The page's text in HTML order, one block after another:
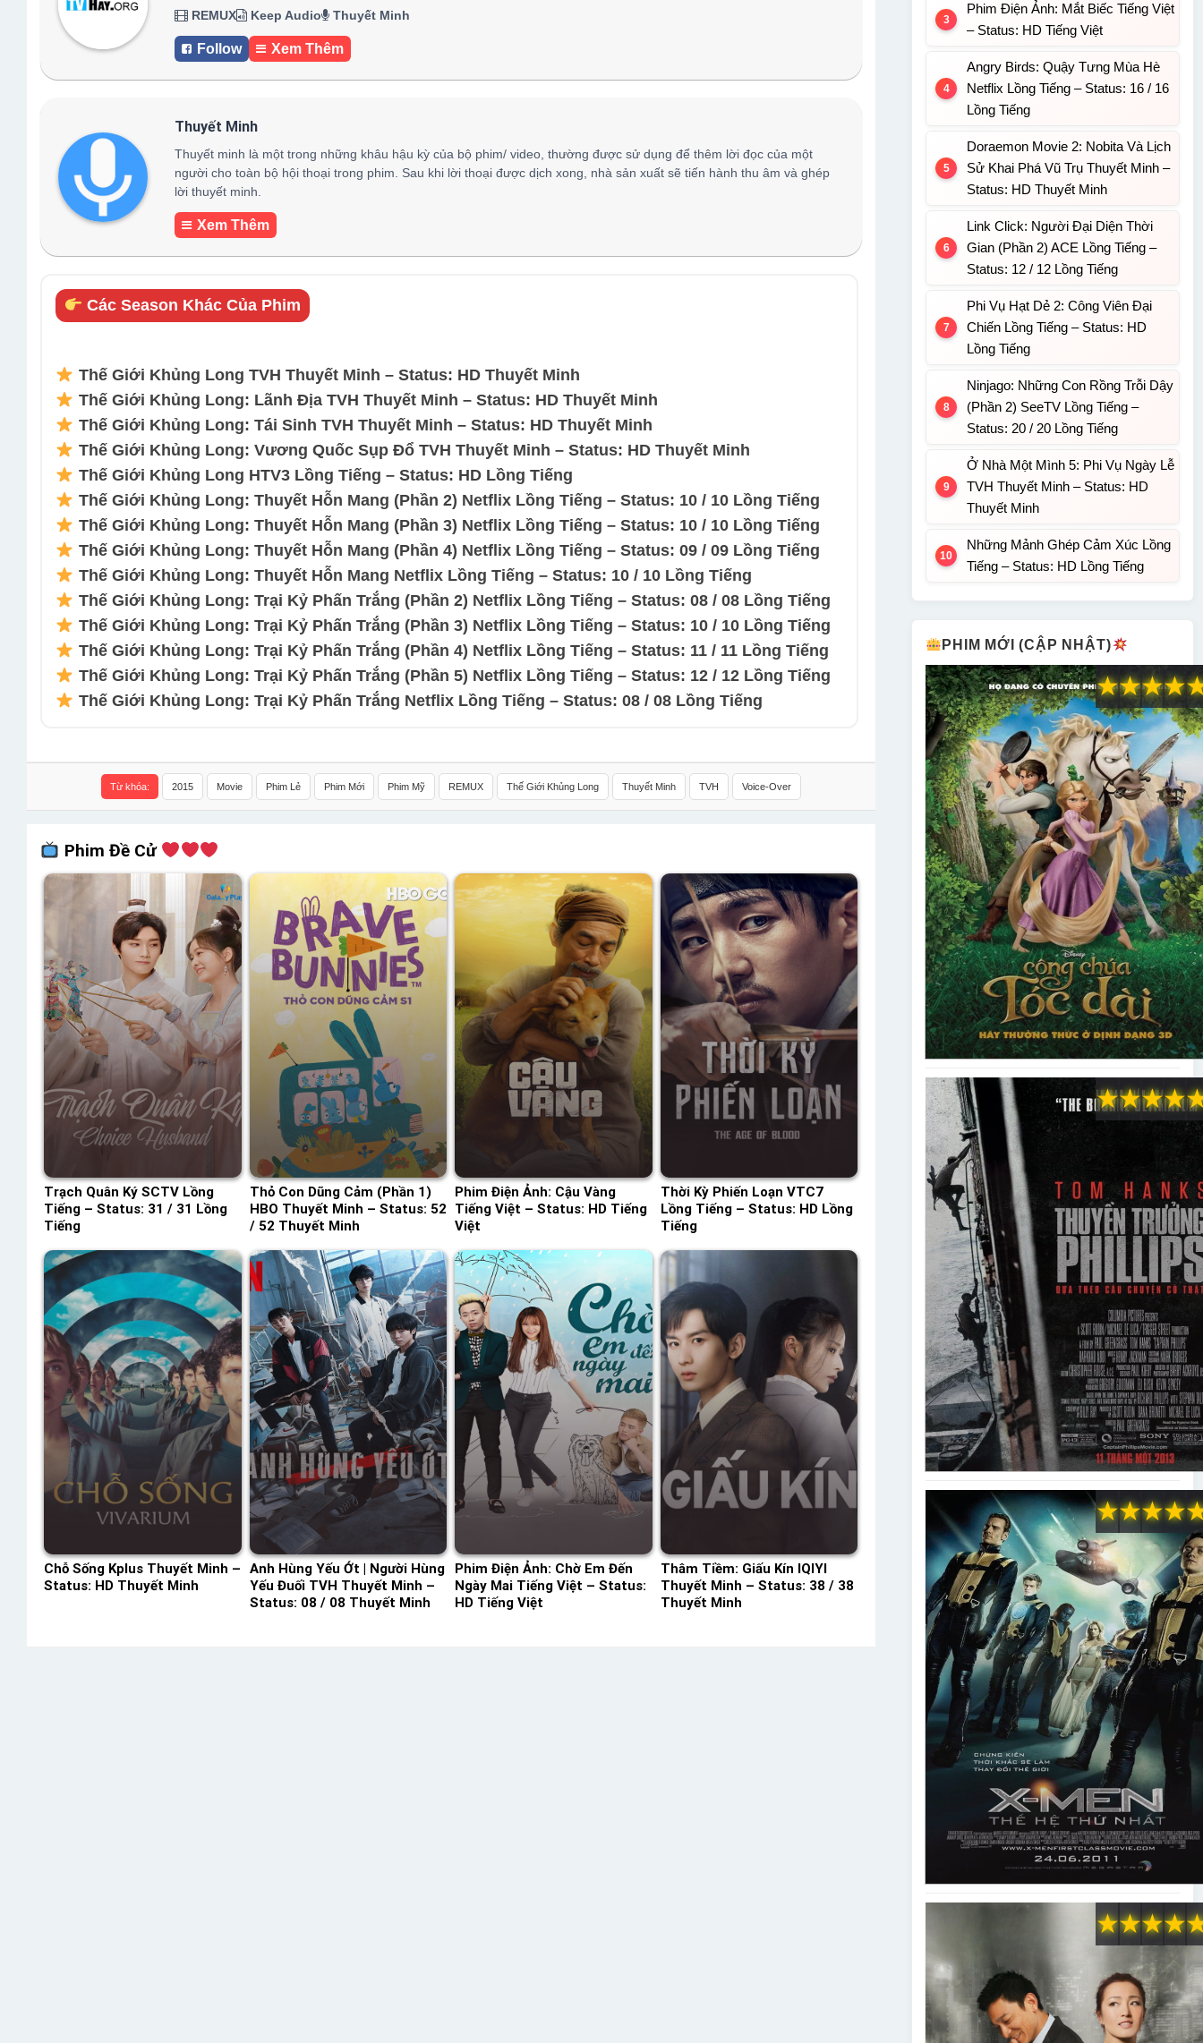
REMUX Keep Audio Thuyết Minh
Follow Xem Thêm
Thuyết Minh
Thuyết minh là một trong những khâu hậu kỳ của bộ phim/ video, thường được sử dụng để thêm lời đọc của một
người cho toàn bộ hội thoại trong phim. Sau khi lời thoại được dịch xong, nhà sản xuất sẽ tiến hành thu âm và ghép
lời thuyết minh.
Xem Thêm
Các Season Khác Của Phim
Thế Giới Khủng Long TVH Thuyết Minh – Status: HD Thuyết Minh
Thế Giới Khủng Long: Lãnh Địa TVH Thuyết Minh – Status: HD Thuyết Minh
Thế Giới Khủng Long: Tái Sinh TVH Thuyết Minh – Status: HD Thuyết Minh
Thế Giới Khủng Long: Vương Quốc Sụp Đổ TVH Thuyết Minh – Status: HD Thuyết Minh
Thế Giới Khủng Long HTV3 Lồng Tiếng – Status: HD Lồng Tiếng
Thế Giới Khủng Long: Thuyết Hỗn Mang (Phần 2) Netflix Lồng Tiếng – Status: 10 / 10 Lồng Tiếng
Thế Giới Khủng Long: Thuyết Hỗn Mang (Phần 3) Netflix Lồng Tiếng – Status: 10 / 10 Lồng Tiếng
Thế Giới Khủng Long: Thuyết Hỗn Mang (Phần 4) Netflix Lồng Tiếng – Status: 09 / 09 Lồng Tiếng
Thế Giới Khủng Long: Thuyết Hỗn Mang Netflix Lồng Tiếng – Status: 10 / 10 Lồng Tiếng
Thế Giới Khủng Long: Trại Kỷ Phấn Trắng (Phần 2) Netflix Lồng Tiếng – Status: 08 / 08 Lồng Tiếng
Thế Giới Khủng Long: Trại Kỷ Phấn Trắng (Phần 3) Netflix Lồng Tiếng – Status: 10 / 10 Lồng Tiếng
Thế Giới Khủng Long: Trại Kỷ Phấn Trắng (Phần 4) Netflix Lồng Tiếng – Status: 11 / 11 Lồng Tiếng
Thế Giới Khủng Long: Trại Kỷ Phấn Trắng (Phần 5) Netflix Lồng Tiếng – Status: 12 / 12 Lồng Tiếng
Thế Giới Khủng Long: Trại Kỷ Phấn Trắng Netflix Lồng Tiếng – Status: 08 / 08 Lồng Tiếng
Từ khóa: 2015 Movie Phim Lẻ Phim Mới Phim Mỹ REMUX Thế Giới Khủng Long Thuyết Minh TVH Voice-Over
Phim Đề Cử
Trạch Quân Ký SCTV Lồng
Tiếng – Status: 31 / 31 Lồng
Tiếng
Thỏ Con Dũng Cảm (Phần 1)
HBO Thuyết Minh – Status: 52
/ 52 Thuyết Minh
Phim Điện Ảnh: Cậu Vàng
Tiếng Việt – Status: HD Tiếng
Việt
Thời Kỳ Phiến Loạn VTC7
Lồng Tiếng – Status: HD Lồng
Tiếng
Chỗ Sống Kplus Thuyết Minh –
Status: HD Thuyết Minh
Anh Hùng Yếu Ớt | Người Hùng
Yếu Đuối TVH Thuyết Minh –
Status: 08 / 08 Thuyết Minh
Phim Điện Ảnh: Chờ Em Đến
Ngày Mai Tiếng Việt – Status:
HD Tiếng Việt
Thâm Tiềm: Giấu Kín IQIYI
Thuyết Minh – Status: 38 / 38
Thuyết Minh
Phim Điện Ảnh: Mắt Biếc Tiếng Việt
– Status: HD Tiếng Việt
Angry Birds: Quậy Tưng Mùa Hè
Netflix Lồng Tiếng – Status: 16 / 16
Lồng Tiếng
Doraemon Movie 2: Nobita Và Lịch
Sử Khai Phá Vũ Trụ Thuyết Minh –
Status: HD Thuyết Minh
Link Click: Người Đại Diện Thời
Gian (Phần 2) ACE Lồng Tiếng –
Status: 12 / 12 Lồng Tiếng
Phi Vụ Hạt Dẻ 2: Công Viên Đại
Chiến Lồng Tiếng – Status: HD
Lồng Tiếng
Ninjago: Những Con Rồng Trỗi Dậy
(Phần 2) SeeTV Lồng Tiếng –
Status: 20 / 20 Lồng Tiếng
Ở Nhà Một Mình 5: Phi Vụ Ngày Lễ
TVH Thuyết Minh – Status: HD
Thuyết Minh
Những Mảnh Ghép Cảm Xúc Lồng
Tiếng – Status: HD Lồng Tiếng
PHIM MỚI (CẬP NHẬT)
★
★
★
★
★
★
★
★
★
★
★
★
★
★
★
★